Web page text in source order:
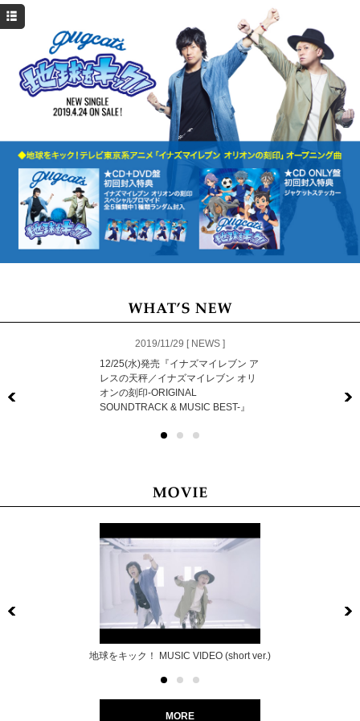
2019/11/29 [ NEWS ]
12/25(水)発売『イナズマイレブン ア
レスの天秤／イナズマイレブン オリ
オンの刻印-ORIGINAL
SOUNDTRACK & MUSIC BEST-』
地球をキック！ MUSIC VIDEO (short ver.)
MORE
NEWS
SCHEDULE
DISCOGRAPHY
MOVIE